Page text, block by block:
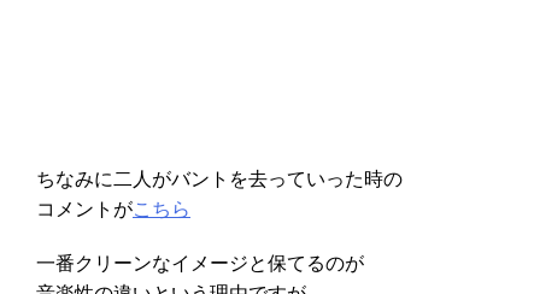
ちなみに二人がバントを去っていった時の
コメントがこちら
一番クリーンなイメージと保てるのが